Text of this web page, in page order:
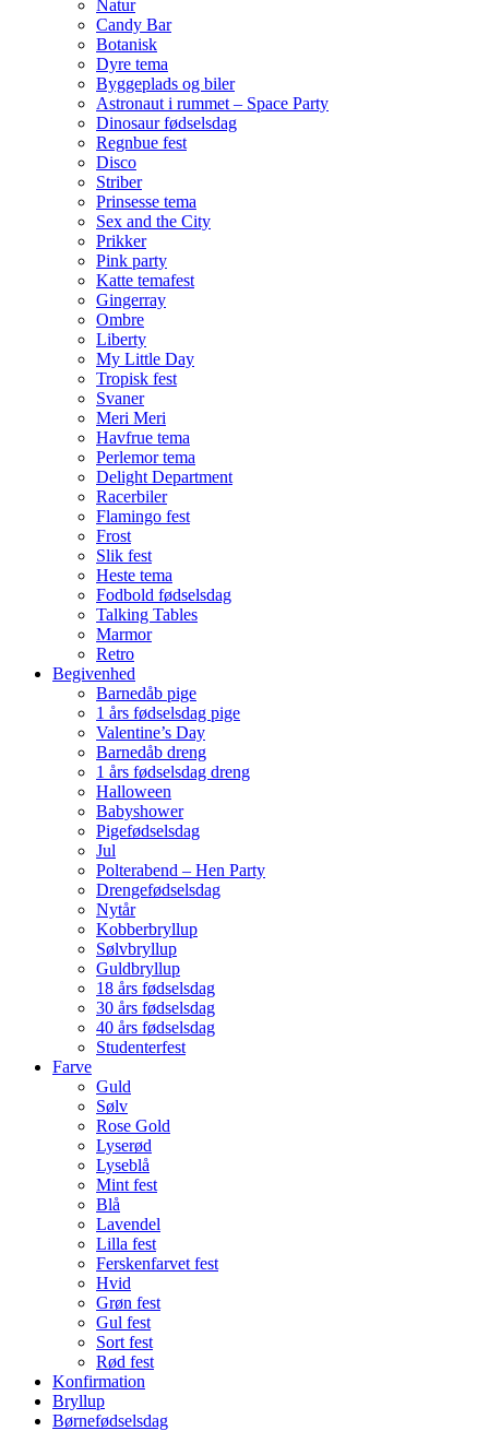
Natur
Candy Bar
Botanisk
Dyre tema
Byggeplads og biler
Astronaut i rummet – Space Party
Dinosaur fødselsdag
Regnbue fest
Disco
Striber
Prinsesse tema
Sex and the City
Prikker
Pink party
Katte temafest
Gingerray
Ombre
Liberty
My Little Day
Tropisk fest
Svaner
Meri Meri
Havfrue tema
Perlemor tema
Delight Department
Racerbiler
Flamingo fest
Frost
Slik fest
Heste tema
Fodbold fødselsdag
Talking Tables
Marmor
Retro
Begivenhed
Barnedåb pige
1 års fødselsdag pige
Valentine’s Day
Barnedåb dreng
1 års fødselsdag dreng
Halloween
Babyshower
Pigefødselsdag
Jul
Polterabend – Hen Party
Drengefødselsdag
Nytår
Kobberbryllup
Sølvbryllup
Guldbryllup
18 års fødselsdag
30 års fødselsdag
40 års fødselsdag
Studenterfest
Farve
Guld
Sølv
Rose Gold
Lyserød
Lyseblå
Mint fest
Blå
Lavendel
Lilla fest
Ferskenfarvet fest
Hvid
Grøn fest
Gul fest
Sort fest
Rød fest
Konfirmation
Bryllup
Børnefødselsdag